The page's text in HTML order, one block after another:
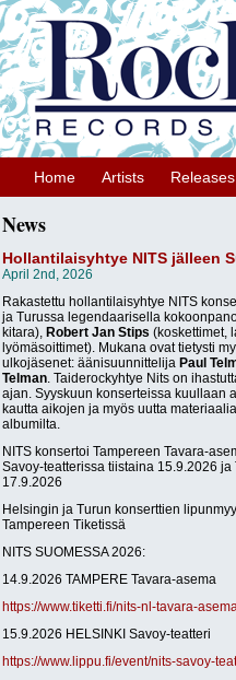
Home Artists Releases
News
Hollantilaisyhtye NITS jälleen
April 2nd, 2026
Rakastettu hollantilaisyhtye NITS
ja Turussa legendaarisella
kitara), Robert Jan Stips (koskettimet,
lyömäsoittimet). Mukana ovat tietysti
ulkojäsenet: äänisuunnittelija Paul
Telman. Taiderockyhtye Nits on
ajan. Syyskuun konserteissa kuullaan
kautta aikojen ja myös uutta
albumilta.
NITS konsertoi Tampereen Tavara-
Savoy-teatterissa tiistaina 15.9.2026
17.9.2026
Helsingin ja Turun konserttien
Tampereen Tiketissä
NITS SUOMESSA 2026:
14.9.2026 TAMPERE Tavara-asema
https://www.tiketti.fi/nits-nl-tavara-
15.9.2026 HELSINKI Savoy-teatteri
https://www.lippu.fi/event/nits-savoy-